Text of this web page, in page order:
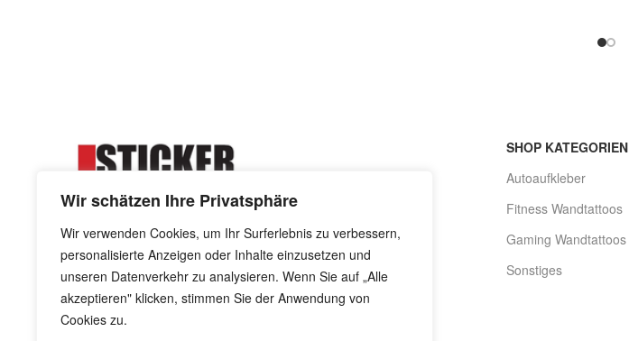
Wir schätzen Ihre Privatsphäre
Wir verwenden Cookies, um Ihr Surferlebnis zu verbessern,
personalisierte Anzeigen oder Inhalte einzusetzen und
unseren Datenverkehr zu analysieren. Wenn Sie auf „Alle
akzeptieren" klicken, stimmen Sie der Anwendung von
Cookies zu.
Kreuzdornweg 8 - 41844 Wegberg
info@stickerkiste.de
SHOP KATEGORIEN
Autoaufkleber
Fitness Wandtattoos
Gaming Wandtattoos
Sonstiges